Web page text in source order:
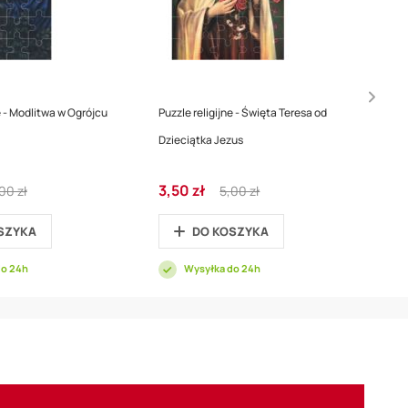
Modlitwa w Ogrójcu
zł
24h
Puzzle religijne - Święta Teresa od
Dzieciątka Jezus
Cena
promocyjna
3,50 zł
Regular
Price
5,00 zł
DO KOSZYKA
Wysyłka do 24h